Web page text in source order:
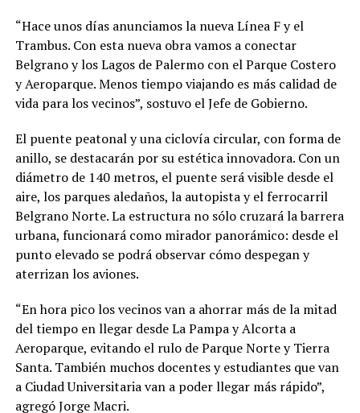
“Hace unos días anunciamos la nueva Línea F y el
Trambus. Con esta nueva obra vamos a conectar
Belgrano y los Lagos de Palermo con el Parque Costero
y Aeroparque. Menos tiempo viajando es más calidad de
vida para los vecinos”, sostuvo el Jefe de Gobierno.
El puente peatonal y una ciclovía circular, con forma de
anillo, se destacarán por su estética innovadora. Con un
diámetro de 140 metros, el puente será visible desde el
aire, los parques aledaños, la autopista y el ferrocarril
Belgrano Norte. La estructura no sólo cruzará la barrera
urbana, funcionará como mirador panorámico: desde el
punto elevado se podrá observar cómo despegan y
aterrizan los aviones.
“En hora pico los vecinos van a ahorrar más de la mitad
del tiempo en llegar desde La Pampa y Alcorta a
Aeroparque, evitando el rulo de Parque Norte y Tierra
Santa. También muchos docentes y estudiantes que van
a Ciudad Universitaria van a poder llegar más rápido”,
agregó Jorge Macri.